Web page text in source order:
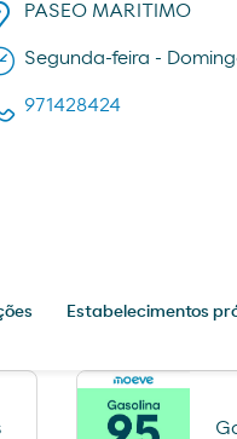
PASEO MARITIMO
Segunda-feira -
971428424
Estabelecimentos